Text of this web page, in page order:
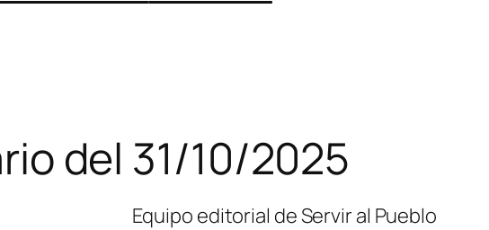
del 31/10/2025
Equipo editorial de Servir al Pueblo